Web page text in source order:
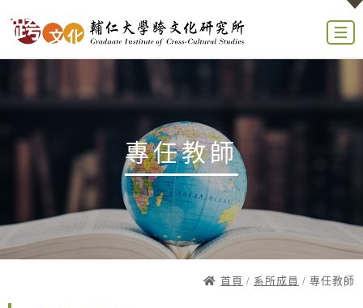
專任教師
首頁 / 系所成員 / 專任教師